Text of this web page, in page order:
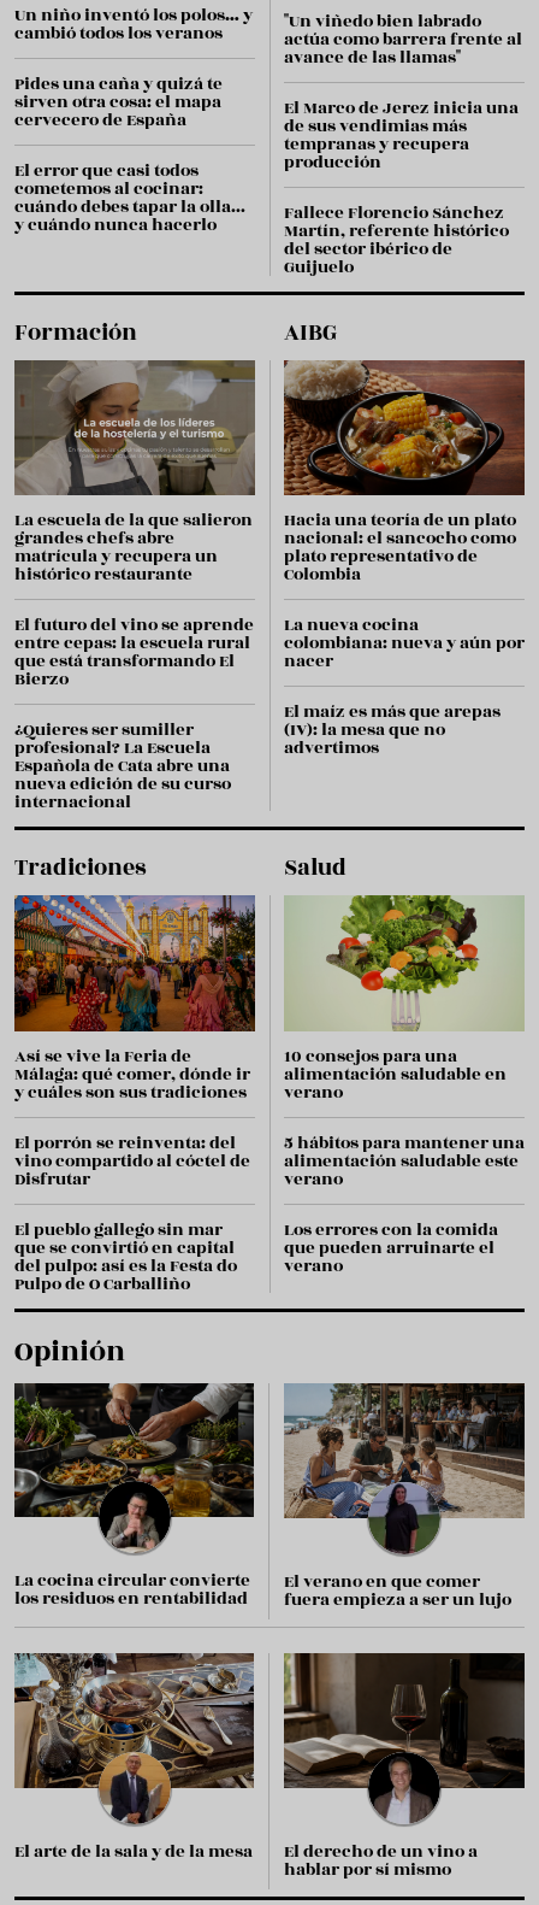
Un niño inventó los polos… y
cambió todos los veranos
Pides una caña y quizá te
sirven otra cosa: el mapa
cervecero de España
El error que casi todos
cometemos al cocinar:
cuándo debes tapar la olla...
y cuándo nunca hacerlo
"Un viñedo bien labrado
actúa como barrera frente al
avance de las llamas"
El Marco de Jerez inicia una
de sus vendimias más
tempranas y recupera
producción
Fallece Florencio Sánchez
Martín, referente histórico
del sector ibérico de
Guijuelo
Formación
La escuela de la que salieron
grandes chefs abre
matrícula y recupera un
histórico restaurante
El futuro del vino se aprende
entre cepas: la escuela rural
que está transformando El
Bierzo
¿Quieres ser sumiller
profesional? La Escuela
Española de Cata abre una
nueva edición de su curso
internacional
AIBG
Hacia una teoría de un plato
nacional: el sancocho como
plato representativo de
Colombia
La nueva cocina
colombiana: nueva y aún por
nacer
El maíz es más que arepas
(IV): la mesa que no
advertimos
Tradiciones
Así se vive la Feria de
Málaga: qué comer, dónde ir
y cuáles son sus tradiciones
El porrón se reinventa: del
vino compartido al cóctel de
Disfrutar
El pueblo gallego sin mar
que se convirtió en capital
del pulpo: así es la Festa do
Pulpo de O Carballiño
Salud
10 consejos para una
alimentación saludable en
verano
5 hábitos para mantener una
alimentación saludable este
verano
Los errores con la comida
que pueden arruinarte el
verano
Opinión
La cocina circular convierte
los residuos en rentabilidad
El verano en que comer
fuera empieza a ser un lujo
El arte de la sala y de la mesa El derecho de un vino a
hablar por sí mismo